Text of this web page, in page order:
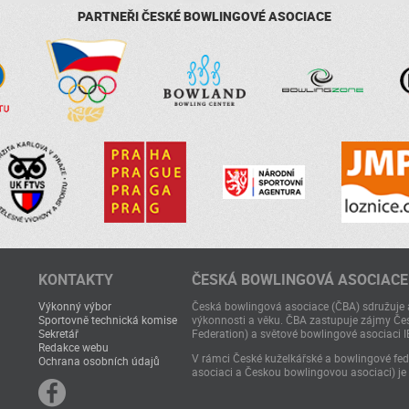
PARTNEŘI ČESKÉ BOWLINGOVÉ ASOCIACE
KONTAKTY
Výkonný výbor
Sportovně technická komise
Sekretář
Redakce webu
Ochrana osobních údajů
ČESKÁ BOWLINGOVÁ ASOCIACE
Česká bowlingová asociace (ČBA)
výkonnosti a věku. ČBA zastupuje zájmy
Federation) a světové bowlingové asociaci
V rámci České kuželkářské a bowlingové
asociaci a Českou bowlingovou asociaci)